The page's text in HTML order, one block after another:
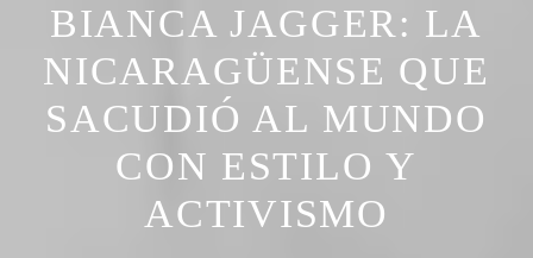
BIANCA JAGGER: LA
NICARAGÜENSE QUE
SACUDIÓ AL MUNDO
CON ESTILO Y
ACTIVISMO